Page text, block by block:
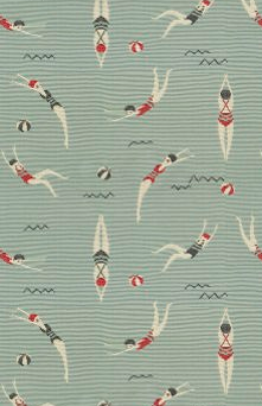
Das
den
neue Heft